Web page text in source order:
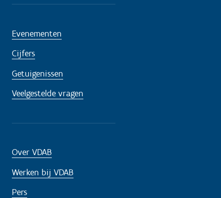
Evenementen
Cijfers
Getuigenissen
Veelgestelde vragen
Over VDAB
Werken bij VDAB
Pers